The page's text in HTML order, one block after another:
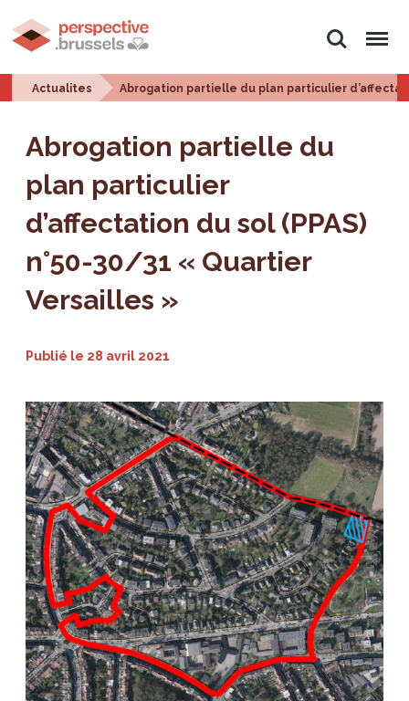
Rechercher
Menu
Actualites Abrogation partielle du plan particulier
Abrogation partielle du
plan particulier
d’affectation du sol (PPAS)
n°50-30/31 « Quartier
Versailles »
Publié le 28 avril 2021